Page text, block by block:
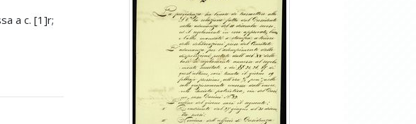
a c. [1]r;